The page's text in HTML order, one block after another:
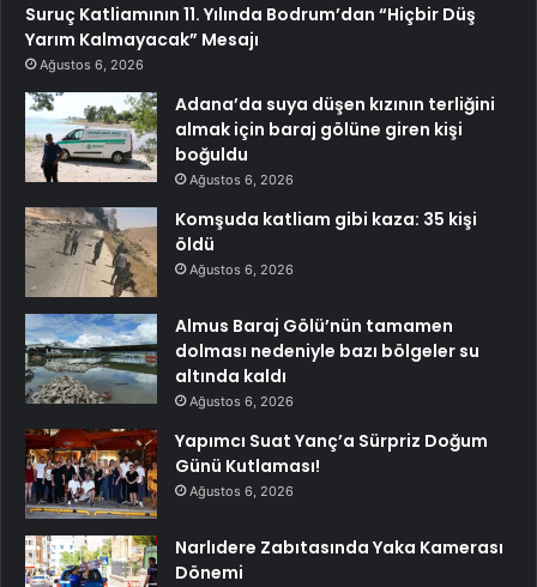
Suruç Katliamının 11. Yılında Bodrum’dan “Hiçbir Düş
Yarım Kalmayacak” Mesajı
Ağustos 6, 2026
Adana’da suya düşen kızının terliğini
almak için baraj gölüne giren kişi
boğuldu
Ağustos 6, 2026
Komşuda katliam gibi kaza: 35 kişi
öldü
Ağustos 6, 2026
Almus Baraj Gölü’nün tamamen
dolması nedeniyle bazı bölgeler su
altında kaldı
Ağustos 6, 2026
Yapımcı Suat Yanç’a Sürpriz Doğum
Günü Kutlaması!
Ağustos 6, 2026
Narlıdere Zabıtasında Yaka Kamerası
Dönemi